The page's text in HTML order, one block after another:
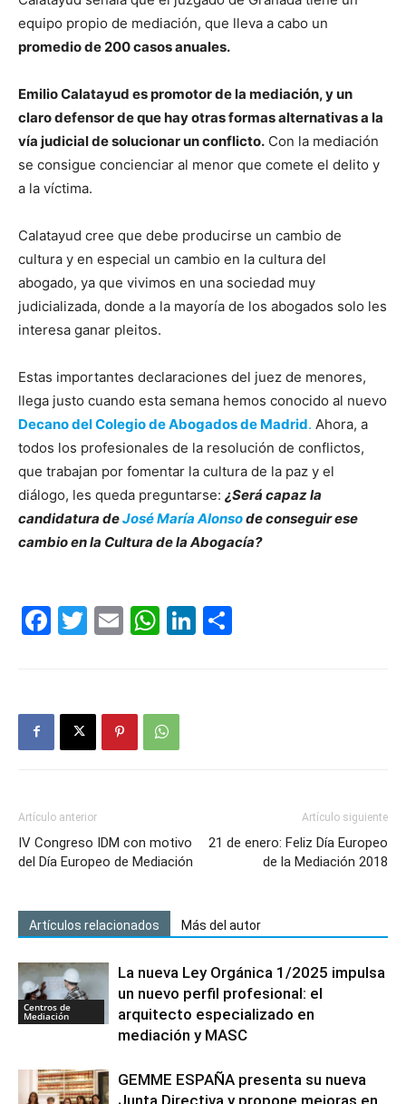
equipo propio de mediación, que lleva a cabo un
promedio de 200 casos anuales.
Emilio Calatayud es promotor de la mediación, y un
claro defensor de que hay otras formas alternativas a la
vía judicial de solucionar un conflicto. Con la mediación
se consigue concienciar al menor que comete el delito y
a la víctima.
Calatayud cree que debe producirse un cambio de
cultura y en especial un cambio en la cultura del
abogado, ya que vivimos en una sociedad muy
judicializada, donde a la mayoría de los abogados solo les
interesa ganar pleitos.
Estas importantes declaraciones del juez de menores,
llega justo cuando esta semana hemos conocido al nuevo
Decano del Colegio de Abogados de Madrid. Ahora, a
todos los profesionales de la resolución de conflictos,
que trabajan por fomentar la cultura de la paz y el
diálogo, les queda preguntarse: ¿Será capaz la
candidatura deJosé María Alonsode conseguir ese
cambio en la Cultura de la Abogacía?
Facebook
Twitter
EmailWhatsApp
LinkedIn
Artículo anterior
IV Congreso IDM con motivo
del Día Europeo de Mediación
Artículo siguiente
21 de enero: Feliz Día Europeo
de la Mediación 2018
Artículos relacionados Más del autor
Centros de
Mediación
La nueva Ley Orgánica 1/2025 impulsa
un nuevo perfil profesional: el
arquitecto especializado en
mediación y MASC
GEMME ESPAÑA presenta su nueva
Junta Directiva y propone mejoras en